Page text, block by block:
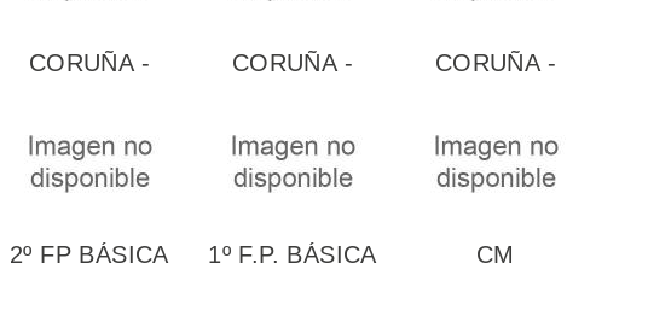
CORUÑA -
Y...
CORUÑA -
CORUÑA -
2º FP BÁSICA
1º F.P. BÁSICA
CM